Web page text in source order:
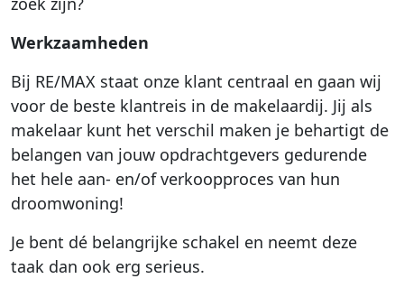
Werkzaamheden
Bij RE/MAX staat onze klant centraal en gaan wij
voor de beste klantreis in de makelaardij. Jij als
makelaar kunt het verschil maken je behartigt de
belangen van jouw opdrachtgevers gedurende
het hele aan- en/of verkoopproces van hun
droomwoning!
Je bent dé belangrijke schakel en neemt deze
taak dan ook erg serieus.